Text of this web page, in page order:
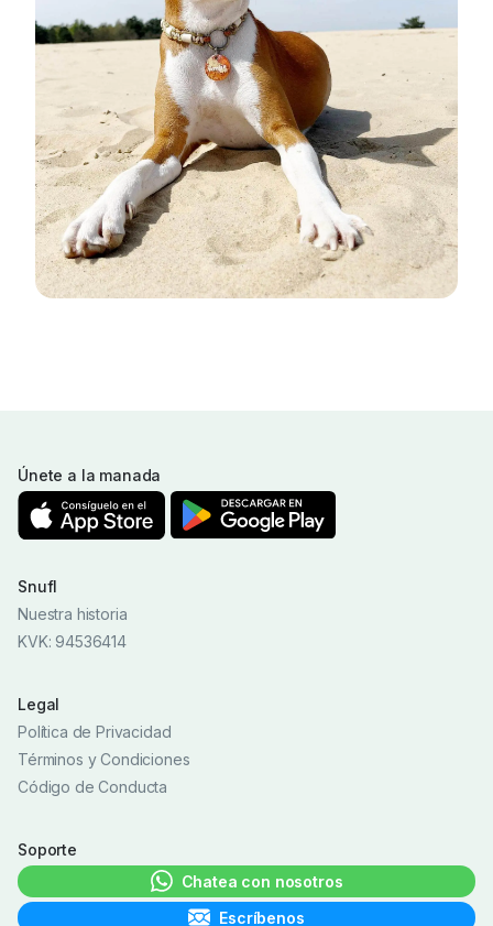
Únete a la manada
Snufl
Nuestra historia
KVK: 94536414
Legal
Política de Privacidad
Términos y Condiciones
Código de Conducta
Soporte
Chatea con nosotros
Escríbenos